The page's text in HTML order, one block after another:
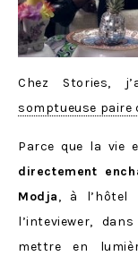
Chez Stories,
somptueuse paire
Parce que la vie
directement
Modja, à l’hôtel
l’inteviewer,
mettre en